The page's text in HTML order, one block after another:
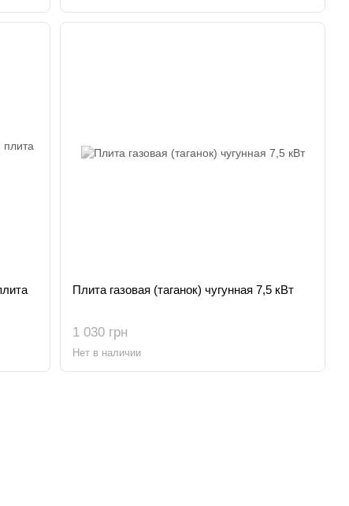
Плита газовая (таганок) чугунная 7,5 кВт
1 030 грн
Нет в наличии